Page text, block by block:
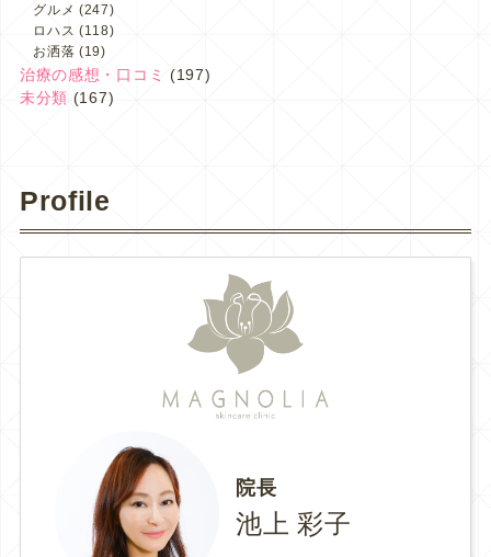
グルメ (247)
ロハス (118)
お洒落 (19)
治療の感想・口コミ
(197)
未分類 (167)
Profile
院長
池上 彩子